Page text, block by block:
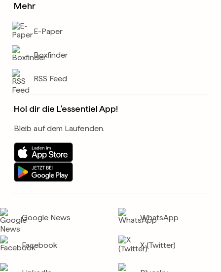
Mehr
E-Paper
Boxfinder
RSS Feed
Hol dir die L'essentiel App!
Bleib auf dem Laufenden.
Google News WhatsApp
Facebook X (Twitter)